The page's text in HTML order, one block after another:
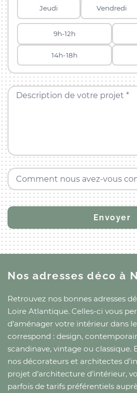
Jeudi Vendredi
9h-12h
14h-18h
Description de votre projet *
Comment nous avez-vous
Nos adresses décoà
Retrouvez nos bonnes adresses
Loire Atlantique. Celles-ci vous
d’aménager votre intérieur dans
correspond : design,
scandinave, vintage ou classique.
nos décorateurs et architectes
projet d’architecture d’intérieur,
parfois de tarifs préférentiels